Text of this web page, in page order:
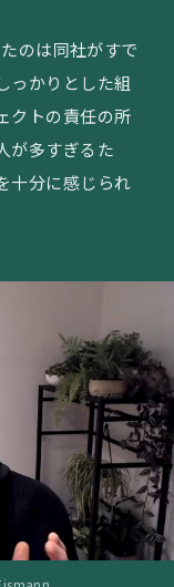
のは同社がすで
っかりとした組
クトの責任の所
が多すぎるた
十分に感じられ